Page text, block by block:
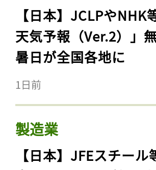
【日本】JCLPや
天気予報（Ver.2）」
暑日が全国各地に
1日前
製造業
【日本】JFEスチー